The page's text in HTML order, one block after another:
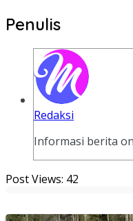
Penulis
Redaksi
Informasi berita
Post Views: 42